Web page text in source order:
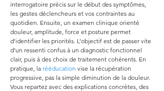
interrogatoire précis sur le début des symptômes,
les gestes déclencheurs et vos contraintes au
quotidien. Ensuite, un examen clinique orienté
douleur, amplitude, force et posture permet
d’identifier les priorités. L’objectif est de passer vite
d’un ressenti confus à un diagnostic fonctionnel
clair, puis à des choix de traitement cohérents. En
pratique, la rééducation vise la récupération
progressive, pas la simple diminution de la douleur.
Vous repartez avec des explications concrètes, des